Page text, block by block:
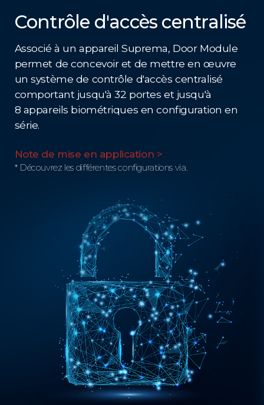
Contrôle d'accès centralisé
Associé à un appareil Suprema, Door Module
permet de concevoir et de mettre en œuvre
un système de contrôle d'accès centralisé
comportant jusqu'à 32 portes et jusqu'à
8 appareils biométriques en configuration en
série.
Note de mise en application >
* Découvrez les différentes configurations via.